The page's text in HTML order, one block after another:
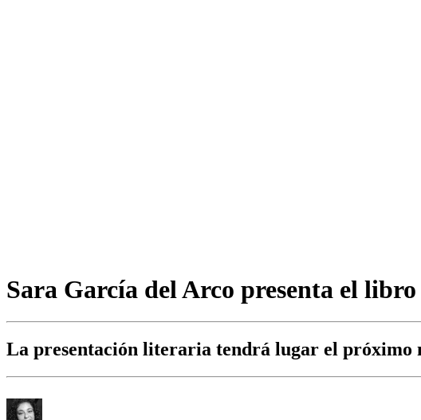
Sara García del Arco presenta el libro
La presentación literaria tendrá lugar el próximo